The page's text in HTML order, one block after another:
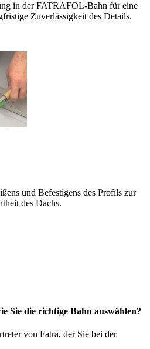
in der FATRAFOL-Bahn für eine
Zuverlässigkeit des Details.
und Befestigens des Profils zur
des Dachs.
Sie die richtige Bahn auswählen?
von Fatra, der Sie bei der